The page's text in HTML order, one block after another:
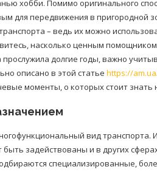
хобби. Помимо оригинального
для передвижения в пригородной
– ведь их можно
насколько ценным
долгие годы, важно
описано в этой статье https://
моменты, о которых стоит знать
вид транспорта.
быть задействованы и в других
специализированные,